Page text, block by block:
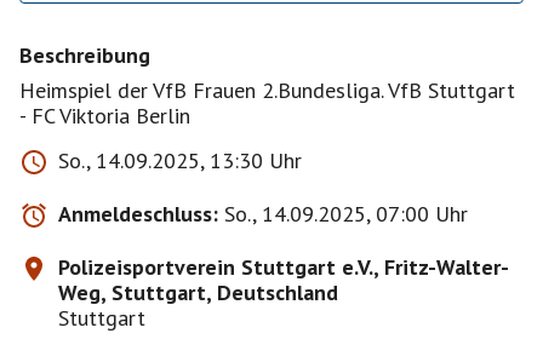
Beschreibung
Heimspiel der VfB Frauen 2.Bundesliga. VfB Stuttgart
- FC Viktoria Berlin
So., 14.09.2025, 13:30 Uhr
Anmeldeschluss: So., 14.09.2025, 07:00 Uhr
Polizeisportverein Stuttgart e.V., Fritz-Walter-
Weg, Stuttgart, Deutschland
Stuttgart